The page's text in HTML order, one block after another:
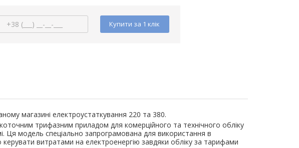
Купити за 1 клiк
магазині електроустаткування 220 та 380.
трифазним приладом для комерційного та технічного обліку
Ця модель спеціально запрограмована для використання в
витратами на електроенергію завдяки обліку за тарифами